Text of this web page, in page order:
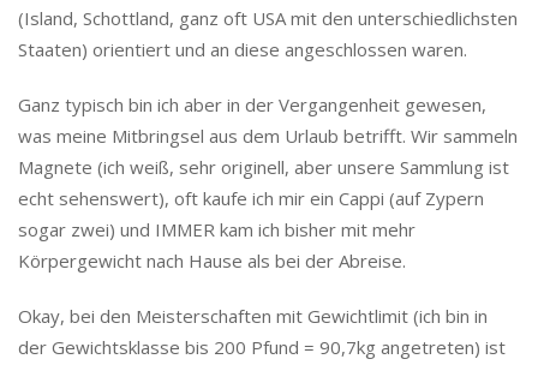
(Island, Schottland, ganz oft USA mit den unterschiedlichsten
Staaten) orientiert und an diese angeschlossen waren.
Ganz typisch bin ich aber in der Vergangenheit gewesen,
was meine Mitbringsel aus dem Urlaub betrifft. Wir sammeln
Magnete (ich weiß, sehr originell, aber unsere Sammlung ist
echt sehenswert), oft kaufe ich mir ein Cappi (auf Zypern
sogar zwei) und IMMER kam ich bisher mit mehr
Körpergewicht nach Hause als bei der Abreise.
Okay, bei den Meisterschaften mit Gewichtlimit (ich bin in
der Gewichtsklasse bis 200 Pfund = 90,7kg angetreten) ist